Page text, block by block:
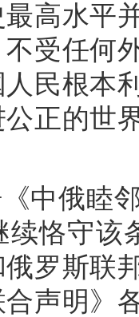
高水平
受任何
民根本
正的世
中俄睦
恪守该
罗斯联
声明》